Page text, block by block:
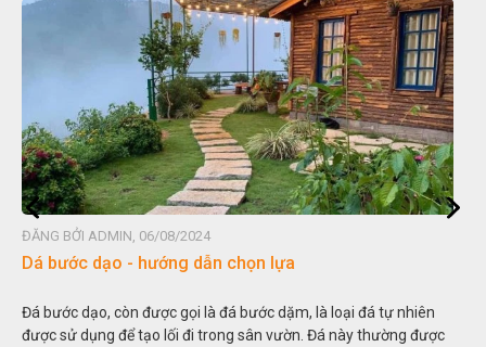
ĐĂNG BỞI ADMIN, 06/08/2024
Đá non bộ - cách lựa chọn non bộ đẹp
Hòn non bộ được biết đến là một nghệ thuật xây dựng, sắp
thu nhỏ, đưa mô hình những ngọn núi to lớn ngoài tự nhiên